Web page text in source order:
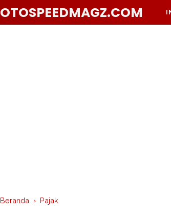
OTOSPEEDMAGZ.COM
Beranda › Pajak